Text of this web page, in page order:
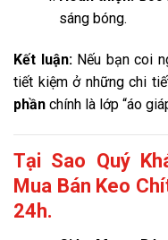
sáng bóng.
Kết luận:Nếu bạn coi
tiết kiệm ở những chi
phần chính là lớp “áo
Tại Sao Quý
Mua Bán Keo
24h.